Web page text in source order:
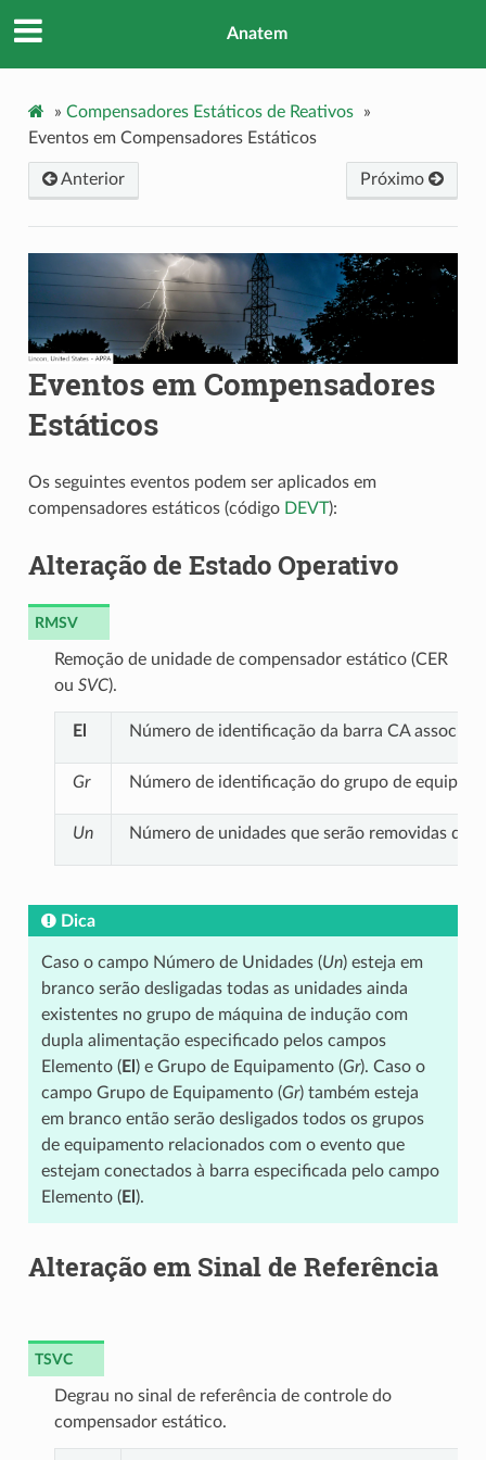
Anatem
» Compensadores Estáticos de Reativos
»
Eventos em Compensadores Estáticos
Próximo
Anterior
Eventos em Compensadores
Estáticos
Os seguintes eventos podem ser aplicados em
compensadores estáticos (código DEVT):
Alteração de Estado Operativo
RMSV
Remoção de unidade de compensador estático (CER
ou SVC).
El Número de identificação da barra CA
Gr Número de identificação do grupo de
Un Número de unidades que serão removidas do
Dica
Caso o campo Número de Unidades (Un) esteja em
branco serão desligadas todas as unidades ainda
existentes no grupo de máquina de indução com
dupla alimentação especificado pelos campos
Elemento (El ) e Grupo de Equipamento (Gr). Caso o
campo Grupo de Equipamento (Gr) também esteja
em branco então serão desligados todos os grupos
de equipamento relacionados com o evento que
estejam conectados à barra especificada pelo campo
Elemento (El ).
Alteração em Sinal de Referência
TSVC
Degrau no sinal de referência de controle do
compensador estático.